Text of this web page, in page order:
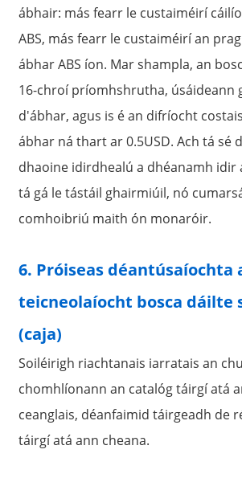
ábhair: más fearr le custaiméirí
ABS, más fearr le custaiméirí an
ábhar ABS íon. Mar shampla, an
16-chroí príomhshrutha, úsáideann
d'ábhar, agus is é an difríocht
ábhar ná thart ar 0.5USD. Ach tá sé
dhaoine idirdhealú a dhéanamh idir
tá gá le tástáil ghairmiúil, nó
comhoibriú maith ón monaróir.
6. Próiseas déantúsaíochta
teicneolaíocht bosca dáilte
(caja)
Soiléirigh riachtanais iarratais an
chomhlíonann an catalóg táirgí atá
ceanglais, déanfaimid táirgeadh de
táirgí atá ann cheana.